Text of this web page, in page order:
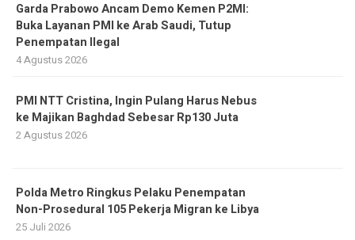
Garda Prabowo Ancam Demo Kemen P2MI:
Buka Layanan PMI ke Arab Saudi, Tutup
Penempatan Ilegal
4 Agustus 2026
PMI NTT Cristina, Ingin Pulang Harus Nebus
ke Majikan Baghdad Sebesar Rp130 Juta
2 Agustus 2026
Polda Metro Ringkus Pelaku Penempatan
Non-Prosedural 105 Pekerja Migran ke Libya
25 Juli 2026